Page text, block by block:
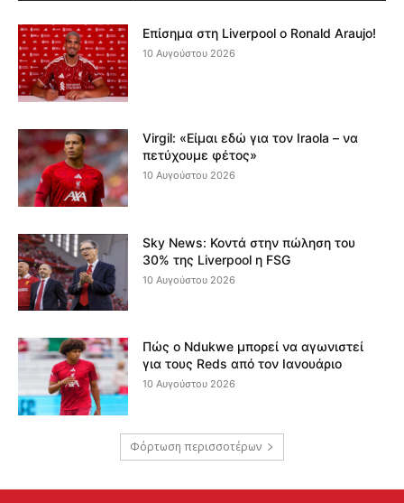
Επίσημα στη Liverpool ο Ronald Araujo!
10 Αυγούστου 2026
Virgil: «Είμαι εδώ για τον Iraola – να
πετύχουμε φέτος»
10 Αυγούστου 2026
Sky News: Κοντά στην πώληση του
30% της Liverpool η FSG
10 Αυγούστου 2026
Πώς ο Ndukwe μπορεί να αγωνιστεί
για τους Reds από τον Ιανουάριο
10 Αυγούστου 2026
Φόρτωση περισσοτέρων